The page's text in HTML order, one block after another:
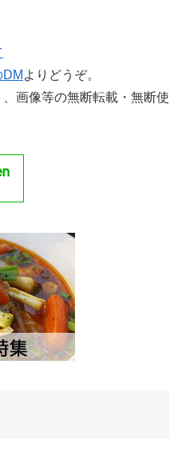
よりどうぞ。
画像等の無断転載・無断使